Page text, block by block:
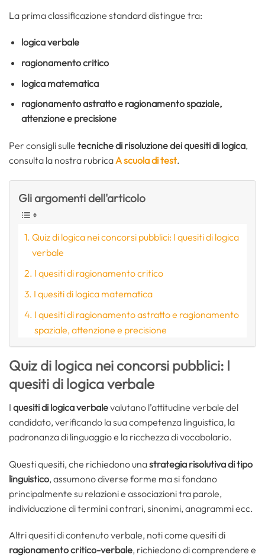
La prima classificazione standard distingue tra:
logica verbale
ragionamento critico
logica matematica
ragionamento astratto e ragionamento spaziale,
attenzione e precisione
Per consigli sulle tecniche di risoluzione dei quesiti di logica,
consulta la nostra rubrica A scuola di test.
Gli argomenti dell'articolo
Quiz di logica nei concorsi pubblici: I quesiti di logica
verbale
I quesiti di ragionamento critico
I quesiti di logica matematica
I quesiti di ragionamento astratto e ragionamento
spaziale, attenzione e precisione
Quiz di logica nei concorsi pubblici: I
quesiti di logica verbale
I quesiti di logica verbalevalutano l’attitudine verbale del
candidato, verificando la sua competenza linguistica, la
padronanza di linguaggio e la ricchezza di vocabolario.
Questi quesiti, che richiedono unastrategia risolutiva di tipo
linguistico, assumono diverse forme ma si fondano
principalmente su relazioni e associazioni tra parole,
individuazione di termini contrari, sinonimi, anagrammi ecc.
Altri quesiti di contenuto verbale, noti come quesiti di
ragionamento critico-verbale, richiedono di comprendere e